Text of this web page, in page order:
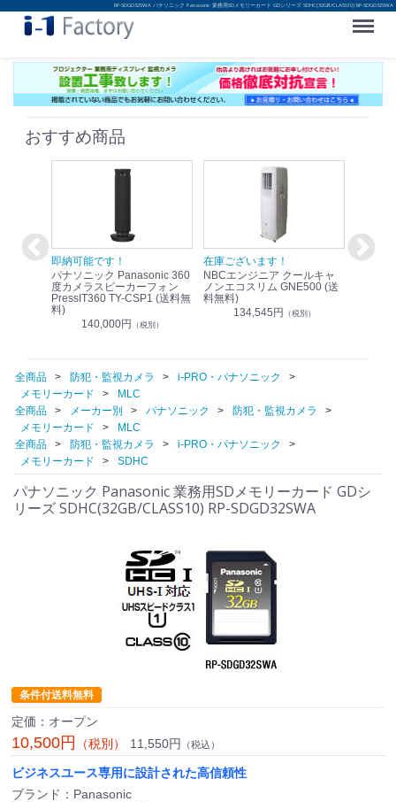
RP-SDGD32SWA パナソニック Panasonic 業務用SDメモリーカード GDシリーズ SDHC(32GB/CLASS10) RP-SDGD32SWA
Menu
おすすめ商品
即納可能です！
パナソニック Panasonic 360
度カメラスピーカーフォン
PressIT360 TY-CSP1 (送料無
料)
140,000円 （税別）
在庫ございます！
NBCエンジニア クールキャ
ノンエコスリム GNE500 (送
料無料)
134,545円 （税別）
即納可
全商品 防犯・監視カメラ
i-PRO・パナソニック
メモリーカード
MLC
全商品
メーカー別 パナソニック
防犯・監視カメラ
メモリーカード
MLC
全商品
防犯・監視カメラ
i-PRO・パナソニック
メモリーカード
SDHC
パナソニック Panasonic 業務用SDメモリーカード GDシ
リーズ SDHC(32GB/CLASS10) RP-SDGD32SWA
条件付送料無料
定価：オープン
10,500円 （税別） 11,550円 （税込）
ビジネスユース専用に設計された高信頼性
ブランド：Panasonic